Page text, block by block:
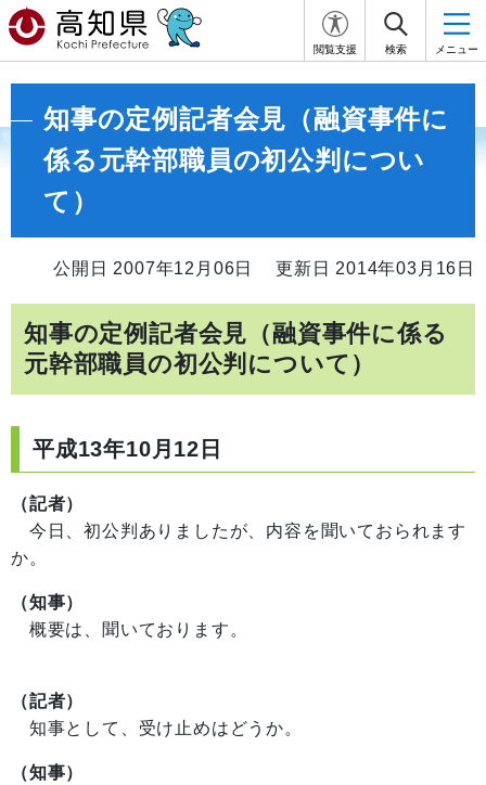
閲覧支援 検索 メニュー
知事の定例記者会見（融資事件に
係る元幹部職員の初公判につい
て）
公開日 2007年12月06日 更新日 2014年03月16日
知事の定例記者会見（融資事件に係る
元幹部職員の初公判について）
平成13年10月12日
（記者）
今日、初公判ありましたが、内容を聞いておられます
か。
（知事）
概要は、聞いております。
（記者）
知事として、受け止めはどうか。
（知事）